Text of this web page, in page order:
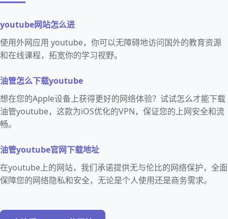
youtube网站怎么进
使用外网应用 youtube，你可以无障碍地访问国外的教育资源
和在线课程，拓宽你的学习视野。
油管怎么下载youtube
想在您的Apple设备上获得更好的网络体验？试试怎么才能下载
油管youtube，这款为iOS优化的VPN，保证您的上网安全和流
畅。
油管youtube官网下载地址
在youtube上的网站，我们承诺提供无与伦比的网络保护，全面
保障您的网络隐私和安全，无论是个人使用还是商务需求。